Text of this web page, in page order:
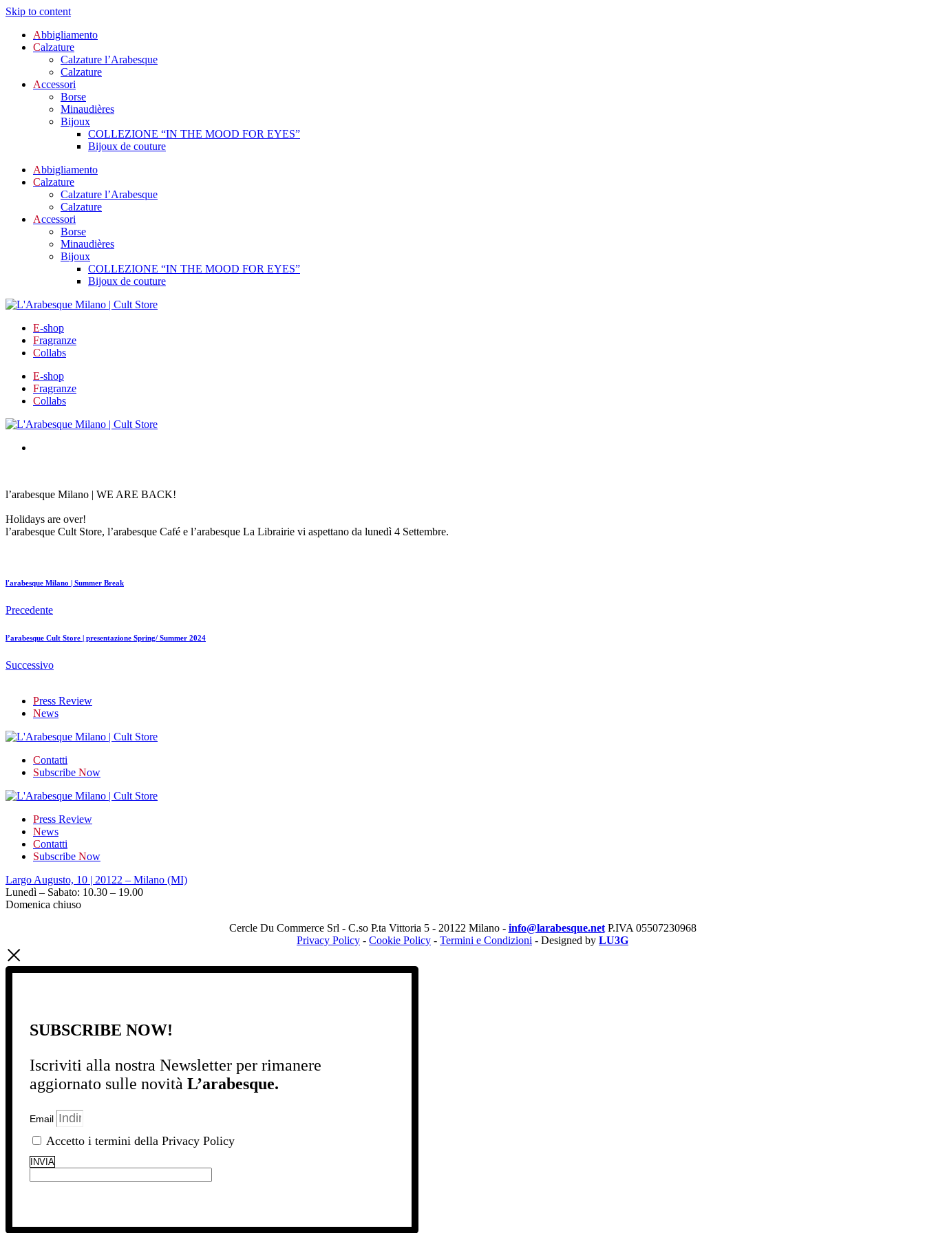
Skip to content
Abbigliamento
Calzature
Calzature l’Arabesque
Calzature
Accessori
Borse
Minaudières
Bijoux
COLLEZIONE “IN THE MOOD FOR EYES”
Bijoux de couture
Abbigliamento
Calzature
Calzature l’Arabesque
Calzature
Accessori
Borse
Minaudières
Bijoux
COLLEZIONE “IN THE MOOD FOR EYES”
Bijoux de couture
E-shop
Fragranze
Collabs
E-shop
Fragranze
Collabs
l’arabesque Milano | WE ARE BACK!
Holidays are over!
l’arabesque Cult Store, l’arabesque Café e l’arabesque La Librairie vi aspettano da lunedì 4 Settembre.
l'arabesque Milano | Summer Break
Precedente
l’arabesque Cult Store | presentazione Spring/ Summer 2024
Successivo
Press Review
News
Contatti
Subscribe Now
Press Review
News
Contatti
Subscribe Now
Largo Augusto, 10 | 20122 – Milano (MI)
Lunedì – Sabato: 10.30 – 19.00
Domenica chiuso
Cercle Du Commerce Srl - C.so P.ta Vittoria 5 - 20122 Milano - info@larabesque.netP.IVA 05507230968
Privacy Policy - Cookie Policy - Termini e Condizioni - Designed by LU3G
SUBSCRIBE NOW!
Iscriviti alla nostra Newsletter per rimanere
aggiornato sulle novità L’arabesque.
Email
Accetto i termini della Privacy Policy
INVIA